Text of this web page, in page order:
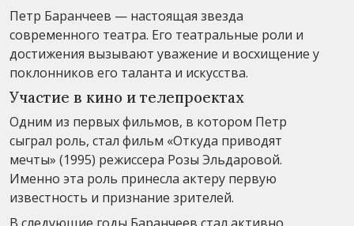
Петр Баранчеев — настоящая звезда
современного театра. Его театральные роли и
достижения вызывают уважение и восхищение у
поклонников его таланта и искусства.
Участие в кино и телепроектах
Одним из первых фильмов, в котором Петр
сыграл роль, стал фильм «Откуда приводят
мечты» (1995) режиссера Розы Эльдаровой.
Именно эта роль принесла актеру первую
известность и признание зрителей.
В следующие годы Баранчеев стал активно